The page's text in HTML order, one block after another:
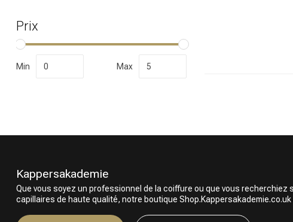
Quelle catégorie
Marques
Prix
Min Max
Kappersakademie
Que vous soyez un professionnel de la coiffure ou que vous recherchiez
capillaires de haute qualité, notre boutique